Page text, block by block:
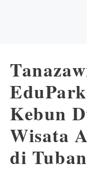
Kebun
Wisata
di Tuban